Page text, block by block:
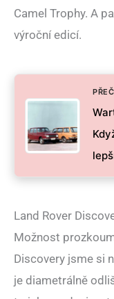
Camel Trophy. A
výroční edicí.
Land Rover
Možnost
Discovery jsme si
je diametrálně